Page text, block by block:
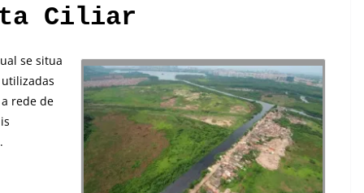
Ciliar
se situa
rede de